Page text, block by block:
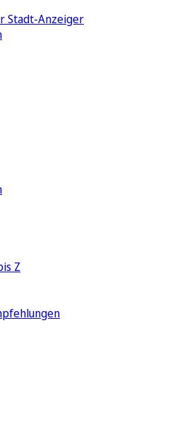
Stadt-Anzeiger
Z